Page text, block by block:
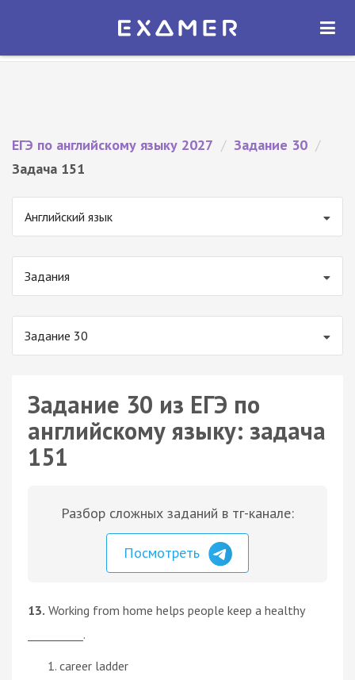
Экзамер — ЕГЭ 2027
ОТКРЫТЬ
ЕГЭ по английскому языку 2027 / Задание 30 /
Задача 151
Английский язык
Задания
Задание 30
Задание 30 из ЕГЭ по
английскому языку: задача
151
Разбор сложных заданий в тг-канале:
Посмотреть
13. Working from home helps people keep a healthy
__________.
career ladder